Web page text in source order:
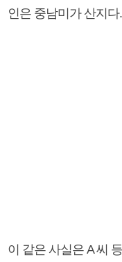
인은 중남미가 산지다.
이 같은 사실은 A 씨